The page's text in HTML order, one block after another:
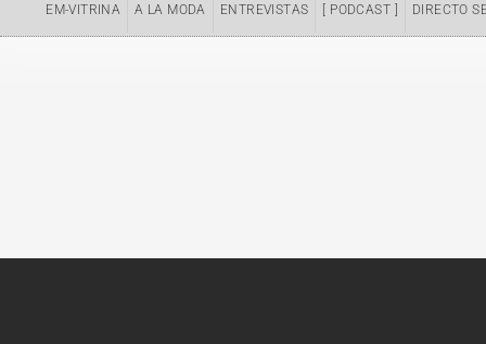
EM-VITRINA A LA MODA ENTREVISTAS [ PODCAST ] DIRECTO